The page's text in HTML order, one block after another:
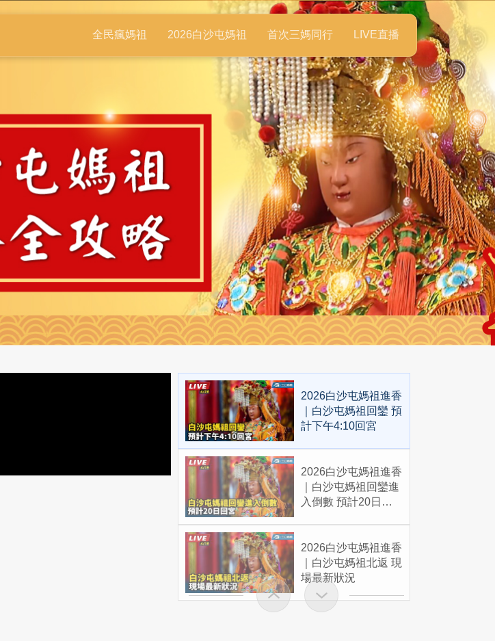
全民瘋媽祖 2026白沙屯媽祖 首次三媽同行 LIVE直播
2026白沙屯媽祖進香
｜白沙屯媽祖回鑾 預
計下午4:10回宮
2026白沙屯媽祖進香
｜白沙屯媽祖回鑾進
入倒數 預計20日回
2026白沙屯媽祖進香
｜白沙屯媽祖北返 現
場最新狀況